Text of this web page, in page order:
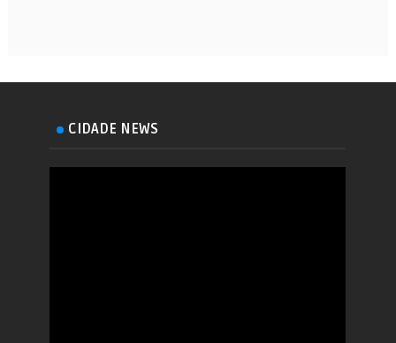
CIDADE NEWS